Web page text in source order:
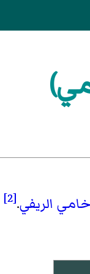
الريفي.
[2]